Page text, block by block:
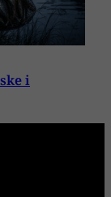
i